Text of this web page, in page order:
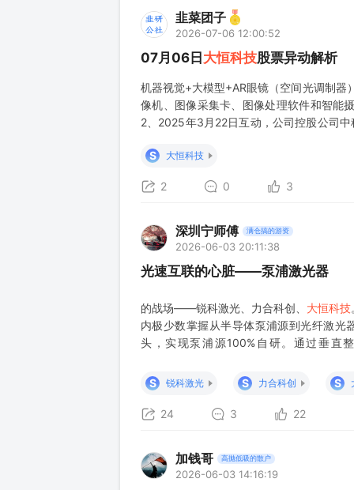
韭菜团子
2026-07-06 12:00:52
07月06日 大恒科技股票异动解析
机器视觉+大模型+AR眼镜（空间光调制器
像机、图像采集卡、图像处理软件和智能
2、2025年3月22日互动，公司控股公司
示其空间光调制器可应用于数字全息光学
S 大恒科技
2 0 3
深圳宁师傅 满仓搞的游资
2026-06-03 20:11:38
光速互联的心脏——泵浦激光器
的战场——锐科激光、力合科创、 大恒科技
内极少数掌握从半导体泵浦源到光纤激
头，实现泵浦源100%自研。通过垂直
迁），大幅降低热负荷、提
S 锐科激光 S 力合科创 S
24 3 22
加钱哥 高抛低吸的散户
2026-06-03 14:16:19